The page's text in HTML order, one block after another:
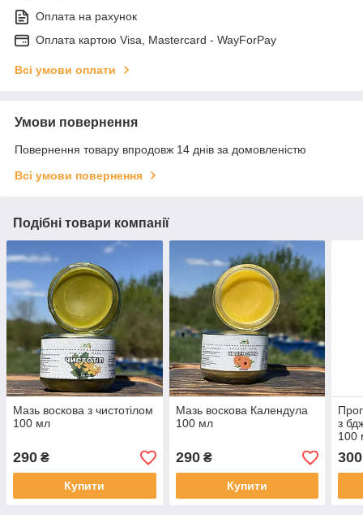
Оплата на рахунок
Оплата картою Visa, Mastercard - WayForPay
Всі умови оплати
Умови повернення
Повернення товару впродовж 14 днів за домовленістю
Всі умови повернення
Подібні товари компанії
Мазь воскова з чистотілом
100 мл
290 ₴
Купити
Мазь воскова Календула
100 мл
290₴
Купити
з
100
300